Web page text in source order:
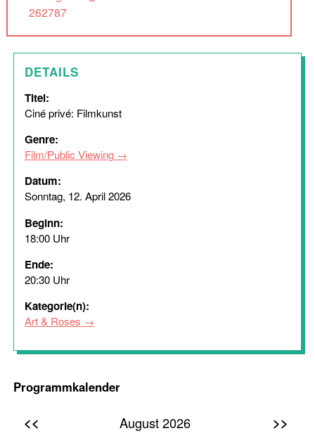
262787
DETAILS
Titel:
Ciné privé: Filmkunst
Genre:
Film/Public Viewing
Datum:
Sonntag, 12. April 2026
Beginn:
18:00 Uhr
Ende:
20:30 Uhr
Kategorie(n):
Art & Roses
Programmkalender
<< August 2026 >>